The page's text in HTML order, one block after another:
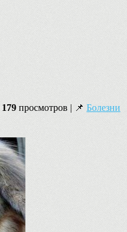
179 просмотров | 📌 Болезни